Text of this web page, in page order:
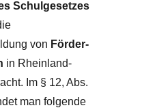
Schulgesetzes
von Förder-
in Rheinland-
Im § 12, Abs.
man folgende